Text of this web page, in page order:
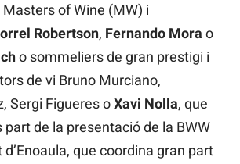
of Wine (MW) i
Robertson, Fernando Mora o
o sommeliers de gran prestigi i
de vi Bruno Murciano,
Sergi Figueres oXavi Nolla, que
de la presentació de la BWW
que coordina gran part